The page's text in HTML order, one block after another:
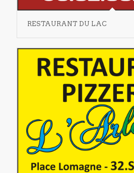
RESTAURANT DU LAC